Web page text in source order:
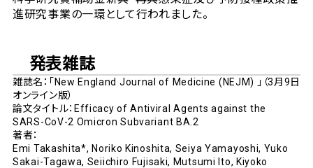
進研究事業の一環として行われました。
発表雑誌
雑誌名：「New England Journal of Medicine (NEJM) 」（3月9日
オンライン版）
論文タイトル：Efficacy of Antiviral Agents against the
SARS-CoV-2 Omicron Subvariant BA.2
著者：
Emi Takashita*, Noriko Kinoshita, Seiya Yamayoshi, Yuko
Sakai-Tagawa, Seiichiro Fujisaki, Mutsumi Ito, Kiyoko